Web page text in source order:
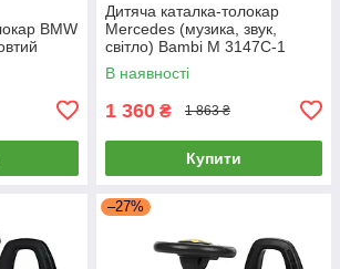
BMW
Дитяча каталка-толокар
Mercedes (музика, звук,
світло) Bambi M 3147C-1
Білий
В наявності
1 360 ₴ 1 863 ₴
Купити
–27%